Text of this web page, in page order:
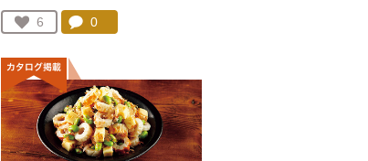
お気に入り登録：
6
人が登録
コメント：
0件。コメントを見る。